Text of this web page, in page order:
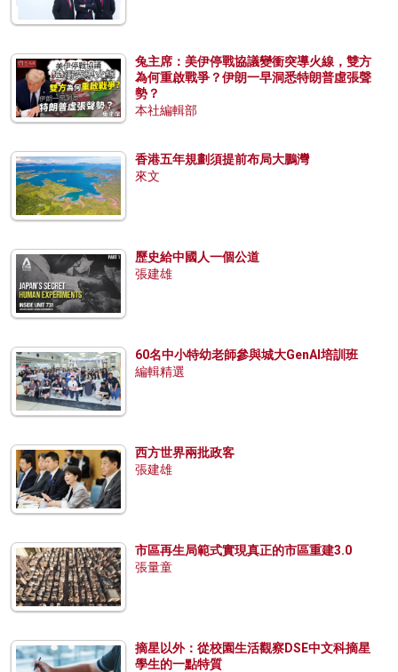
兔主席：美伊停戰協議變衝突導火線，雙方
為何重啟戰爭？伊朗一早洞悉特朗普虛張聲
勢？
本社編輯部
香港五年規劃須提前布局大鵬灣
來文
歷史給中國人一個公道
張建雄
60名中小特幼老師參與城大GenAI培訓班
編輯精選
西方世界兩批政客
張建雄
市區再生局範式實現真正的市區重建3.0
張量童
摘星以外：從校園生活觀察DSE中文科摘星
學生的一點特質